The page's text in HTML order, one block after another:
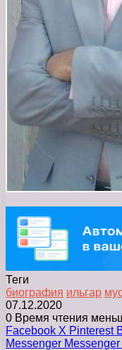
Теги
биография ильгар
07.12.2020
0 Время чтения
Facebook X Pinterest
Messenger Messenger